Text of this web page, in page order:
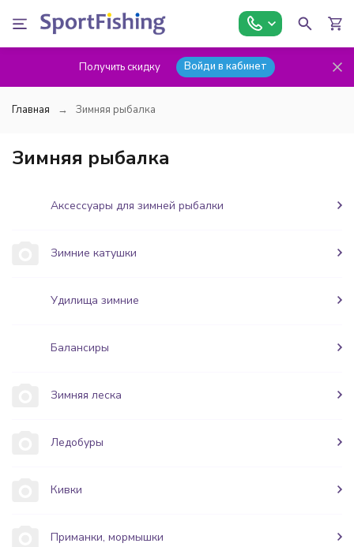
Получить скидку Войди в кабинет
Главная Зимняя рыбалка
Зимняя рыбалка
Аксессуары для зимней рыбалки
Зимние катушки
Удилища зимние
Балансиры
Зимняя леска
Ледобуры
Кивки
Приманки, мормышки